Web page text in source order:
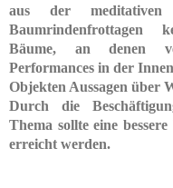
aus der meditativen
Baumrindenfrottagen
Bäume, an denen
Performances in der
Objekten Aussagen über
Durch die
Thema sollte eine
erreicht werden.